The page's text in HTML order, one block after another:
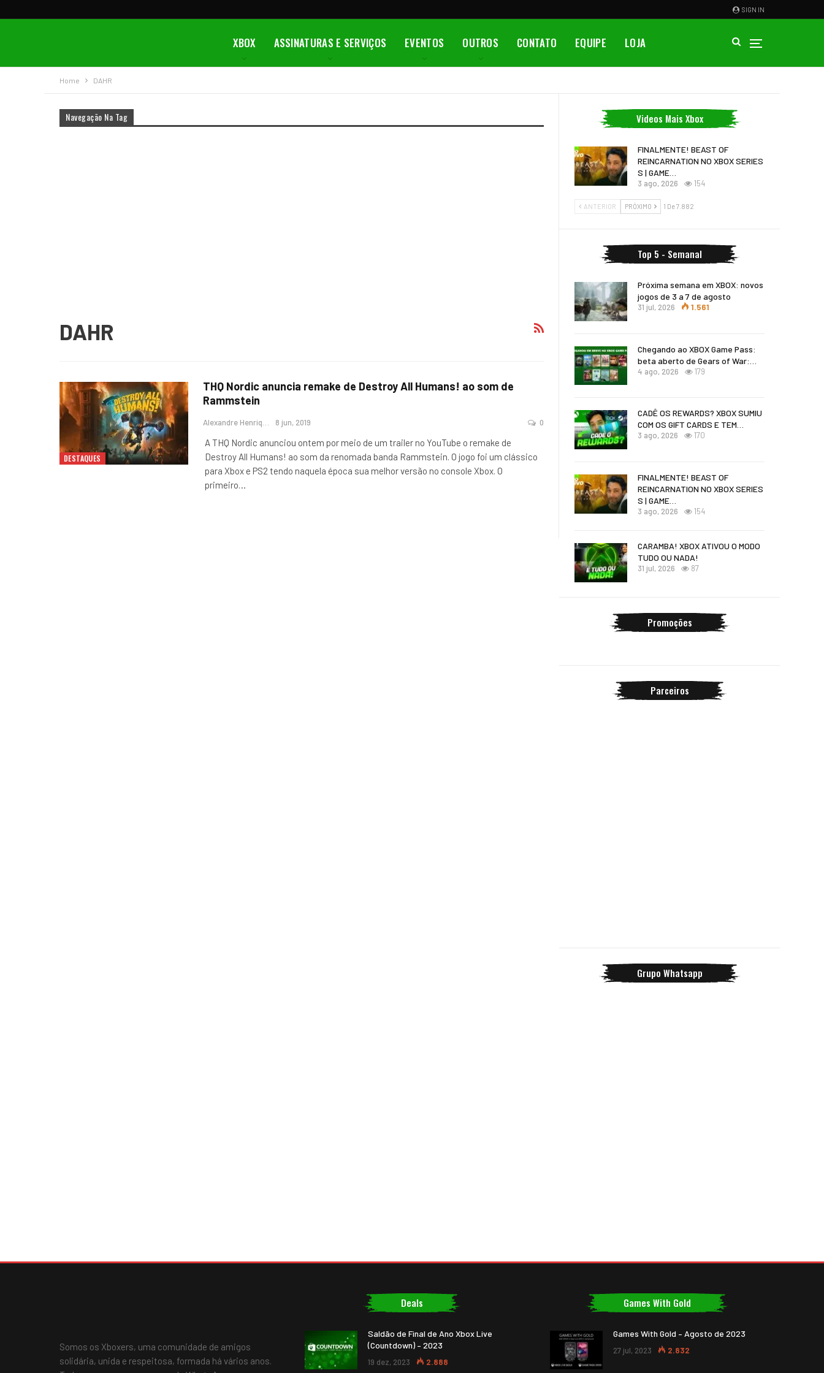
SIGN IN
XBOX ASSINATURAS E SERVIÇOS EVENTOS OUTROS CONTATO EQUIPE LOJA
Home DAHR
Navegação Na Tag
DAHR
DESTAQUES
THQ Nordic anuncia remake de Destroy All Humans! ao som de
Rammstein
Alexandre Henrique 8 jun, 2019 0
A THQ Nordic anunciou ontem por meio de um trailer no YouTube o remake de
Destroy All Humans! ao som da renomada banda Rammstein. O jogo foi um clássico
para Xbox e PS2 tendo naquela época sua melhor versão no console Xbox. O
primeiro…
Videos Mais Xbox
FINALMENTE! BEAST OF
REINCARNATION NO XBOX SERIES
S | GAME…
3 ago, 2026 154
ANTERIOR PRÓXIMO 1 De 7.882
Top 5 - Semanal
Próxima semana em XBOX: novos
jogos de 3 a 7 de agosto
31 jul, 2026 1.561
Chegando ao XBOX Game Pass:
beta aberto de Gears of War:…
4 ago, 2026 179
CADÊ OS REWARDS? XBOX SUMIU
COM OS GIFT CARDS E TEM…
3 ago, 2026 170
FINALMENTE! BEAST OF
REINCARNATION NO XBOX SERIES
S | GAME…
3 ago, 2026 154
CARAMBA! XBOX ATIVOU O MODO
TUDO OU NADA!
31 jul, 2026 87
Promoções
Parceiros
Grupo Whatsapp
Somos os Xboxers, uma comunidade de amigos
solidária, unida e respeitosa, formada há vários anos.
Deals
Saldão de Final de Ano Xbox Live
(Countdown) – 2023
19 dez, 2023 2.888
Games With Gold
Games With Gold – Agosto de 2023
27 jul, 2023 2.832